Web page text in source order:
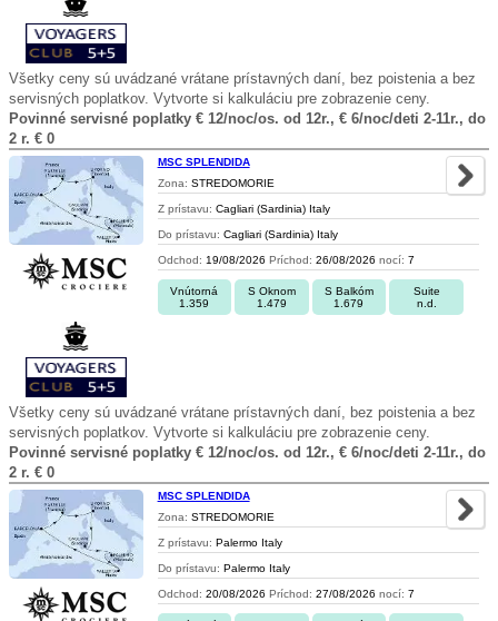
Všetky ceny sú uvádzané vrátane prístavných daní, bez poistenia a bez
servisných poplatkov. Vytvorte si kalkuláciu pre zobrazenie ceny.
Povinné servisné poplatky € 12/noc/os. od 12r., € 6/noc/deti 2-11r., do
2 r. € 0
MSC SPLENDIDA
Zona: STREDOMORIE
Z prístavu: Cagliari (Sardinia) Italy
Do prístavu: Cagliari (Sardinia) Italy
Odchod: 19/08/2026 Príchod: 26/08/2026 nocí: 7
Vnútorná
1.359
S Oknom
1.479
S Balkóm
1.679
Suite
n.d.
Všetky ceny sú uvádzané vrátane prístavných daní, bez poistenia a bez
servisných poplatkov. Vytvorte si kalkuláciu pre zobrazenie ceny.
Povinné servisné poplatky € 12/noc/os. od 12r., € 6/noc/deti 2-11r., do
2 r. € 0
MSC SPLENDIDA
Zona: STREDOMORIE
Z prístavu: Palermo Italy
Do prístavu: Palermo Italy
Odchod: 20/08/2026 Príchod: 27/08/2026 nocí: 7